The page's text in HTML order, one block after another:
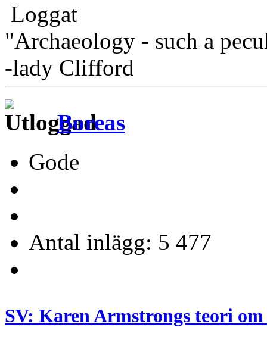
Loggat
"Archaeology - such a
-lady Clifford
Boreas
Gode
Antal inlägg: 5 477
SV: Karen Armstrongs teori